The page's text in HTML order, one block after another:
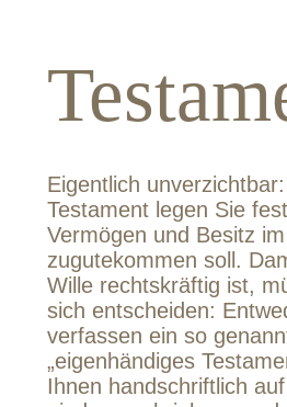
Eigentlich
Testament legen Sie
Vermögen und Besitz im
zugutekommen soll.
Wille rechtskräftig ist,
sich entscheiden:
verfassen ein so
„eigenhändiges
Ihnen handschriftlich